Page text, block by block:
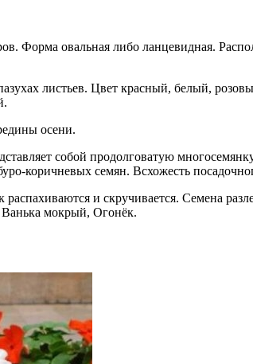
Форма овальная либо ланцевидная.
листьев. Цвет красный, белый,
осени.
собой продолговатую
коричневых семян. Всхожесть
и скручивается. Семена
Ванька мокрый, Огонёк.